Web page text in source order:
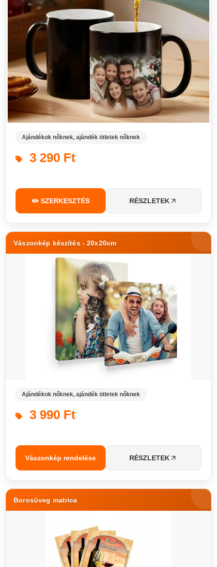
Ajándékok nőknek, ajándék ötletek nőknek
3 290 Ft
✏️ SZERKESZTÉS RÉSZLETEK
Vászonkép készítés - 20x20cm
Ajándékok nőknek, ajándék ötletek nőknek
3 990 Ft
Vászonkép rendelése RÉSZLETEK
Borosüveg matrica